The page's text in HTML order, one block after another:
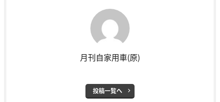
月刊自家用車(原)
投稿一覧へ